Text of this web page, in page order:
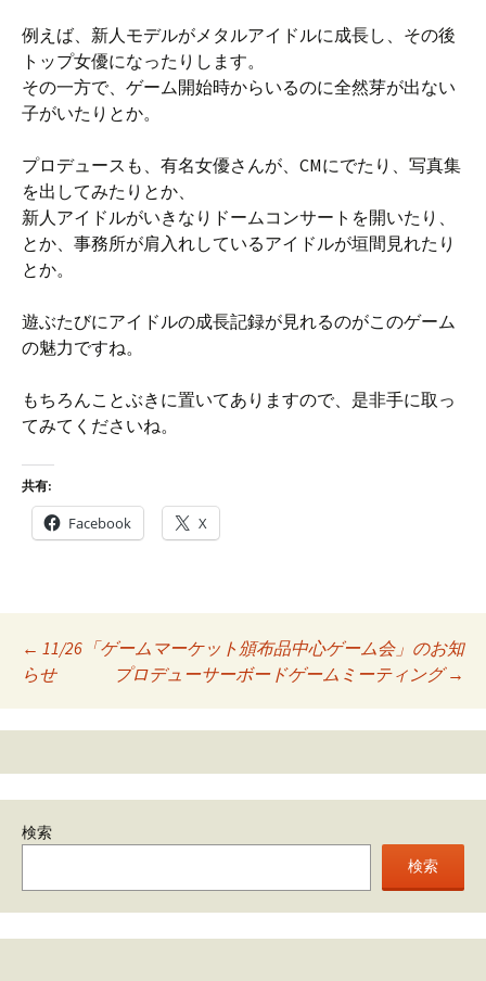
例えば、新人モデルがメタルアイドルに成長し、その後
トップ女優になったりします。
その一方で、ゲーム開始時からいるのに全然芽が出ない
子がいたりとか。
プロデュースも、有名女優さんが、CMにでたり、写真集
を出してみたりとか、
新人アイドルがいきなりドームコンサートを開いたり、
とか、事務所が肩入れしているアイドルが垣間見れたり
とか。
遊ぶたびにアイドルの成長記録が見れるのがこのゲーム
の魅力ですね。
もちろんことぶきに置いてありますので、是非手に取っ
てみてくださいね。
共有:
Facebook X
Post
navigation
← 11/26「ゲームマーケット頒布品中心ゲーム会」のお知
らせ
プロデューサーボードゲームミーティング→
検索
検索